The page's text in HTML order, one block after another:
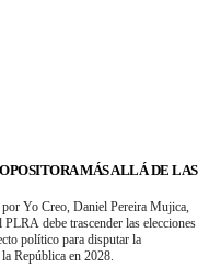
MÁS ALLÁ DE LAS
por Yo Creo, Daniel Pereira Mujica,
debe trascender las elecciones
político para disputar la
República en 2028.